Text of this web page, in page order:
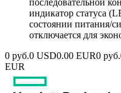
индикатор статуса
состоянии питания/
отключается для
0 руб.0 USD0.00 EUR0 руб.
EUR